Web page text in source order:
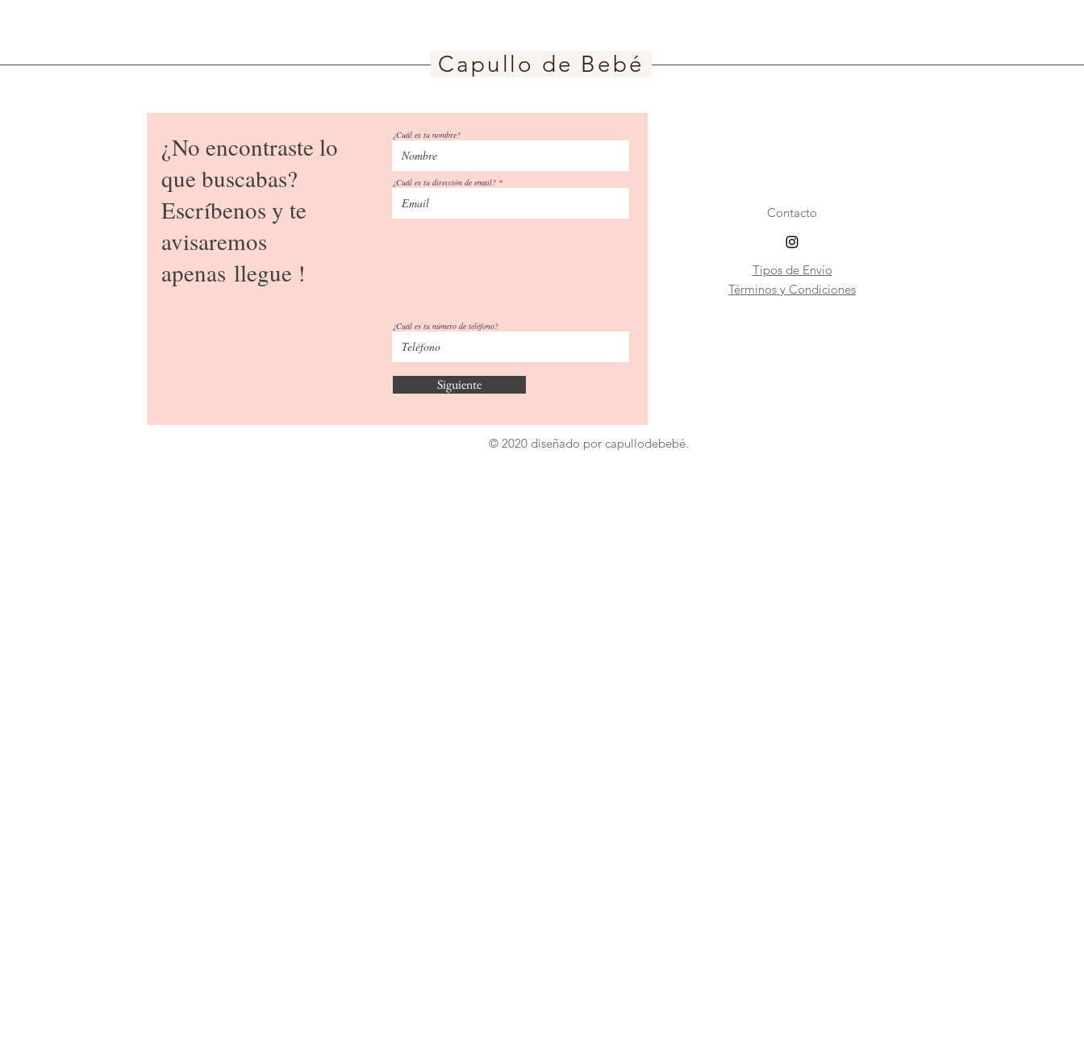
Capullo de Bebé
¿No encontraste lo
que buscabas?
Escríbenos y te
avisaremos
apenas llegue !
¿Cuál es tu nombre?
¿Cuál es tu dirección de email?
¿Cuál es tu número de teléfono?
Siguiente
Contacto
Tipos de Envío
​Términos y Condiciones
© 2020 diseñado por capullodebebé.